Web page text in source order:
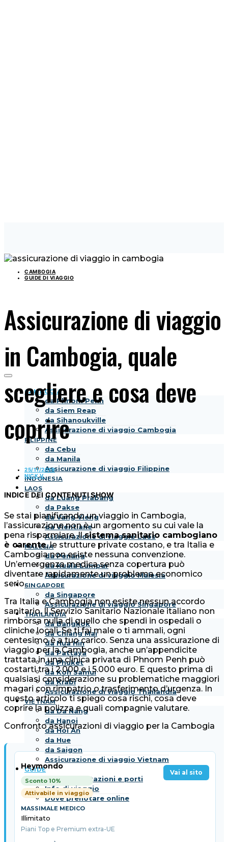
CAMBOGIA
da Phnom Penh
da Siem Reap
da Sihanoukville
Assicurazione di viaggio Cambogia
FILIPPINE
da Cebu
da Manila
Assicurazione di viaggio Filippine
INDONESIA
LAOS
da Luang Prabang
da Pakse
da Vang Vieng
da Vientiane
Assicurazione di viaggio Laos
MALESIA
da Penang
da Kuala Lumpur
Assicurazione di viaggio Malesia
SINGAPORE
da Singapore
Assicurazione di viaggio Singapore
THAILANDIA
da Bangkok
da Chiang Mai
da Hua Hin
da Pattaya
da Phuket
da Koh Samui
da Krabi
Assicurazione di viaggio Thailandia
VIETNAM
da Da Nang
da Hanoi
da Hoi An
da Hue
da Saigon
Assicurazione di viaggio Vietnam
GUIDE
Aeroporti, stazioni e porti
Info di viaggio
Dove prenotare online
CAMBOGIA
GUIDE DI VIAGGIO
Assicurazione di viaggio
in Cambogia, quale
scegliere e cosa deve
coprire
25/11/2019
NICK V.
INDICE DEI CONTENUTISHOW
Se stai pianificando un viaggio in Cambogia,
l’assicurazione non è un argomento su cui vale la
pena risparmiare. Ilsistema sanitario cambogiano
è carente, le strutture private costano, e tra Italia e
Cambogia non esiste nessuna convenzione.
Un’emergenza medica senza copertura può
diventare rapidamente un problema economico
serio.
Tra Italia e Cambogia non esiste nessun accordo
sanitario. Il Servizio Sanitario Nazionale italiano non
rimborsa nulla di quello che spendi in ospedali o
cliniche locali. Se ti fai male o ti ammali, ogni
centesimo è a tuo carico. Senza una assicurazione di
viaggio per la Cambogia, anche un’appendicite
trattata in una clinica privata di Phnom Penh può
costarti tra i 2.000 e i 5.000 euro. E questo prima di
qualsiasi considerazione su problematiche maggiori
magari con rimpatrio o trasferimento d’urgenza. In
questo articolo ti spiego cosa rischi, cosa deve
coprire la polizza e quali compagnie valutare.
Confronto assicurazioni di viaggio per la Cambogia
Heymondo
Sconto 10%
Attivabile in viaggio
Vai al sito
Illimitato
Piani Top e Premium extra-UE